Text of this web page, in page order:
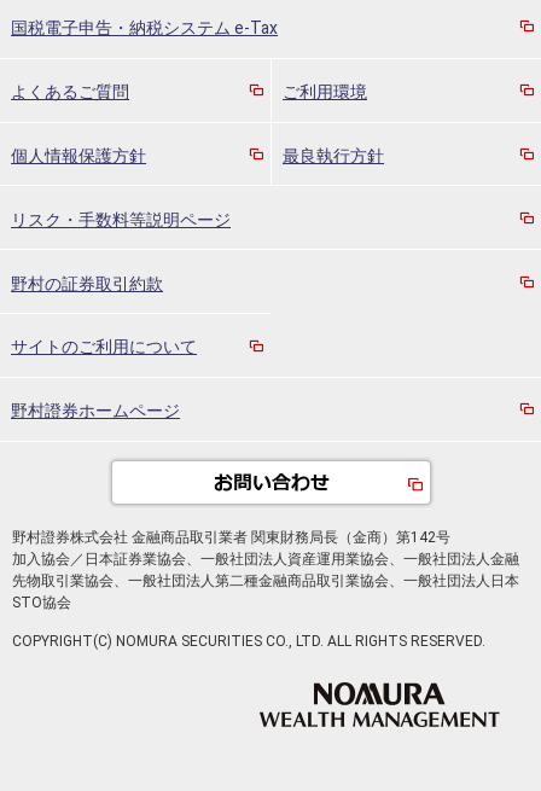
国税電子申告・納税システム e-Tax
よくあるご質問 ご利用環境
個人情報保護方針 最良執行方針
リスク・手数料等説明ページ
野村の証券取引約款
サイトのご利用について
野村證券ホームページ
野村證券株式会社 金融商品取引業者 関東財務局長（金商）第142号
加入協会／日本証券業協会、一般社団法人資産運用業協会、一般社団法人金融
先物取引業協会、一般社団法人第二種金融商品取引業協会、一般社団法人日本
STO協会
COPYRIGHT(C) NOMURA SECURITIES CO., LTD. ALL RIGHTS RESERVED.